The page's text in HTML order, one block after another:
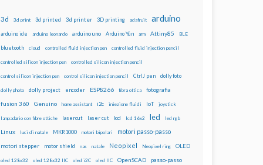
3d 3d print 3d printed 3d printer 3D printing adafruit arduino
arduino ide arduino leonardo arduino uno Arduino Yún arm Attiny85 BLE
bluetooth cloud controlled fluid injection pen controlled fluid injection pencil
controlled silicon injection pen controlled silicon injection pencil
control silicon injection pen control silicon injection pencil CtrlJ pen dolly foto
dolly photo dolly project encoder ESP8266 fibra ottica fotografia
fusion 360 Genuino home assistant i2c iniezione fluidi IoT joystick
lampadario con fibre ottiche lasercut laser cut lcd lcd 16x2 led led rgb
Linux luci di natale MKR1000 motori bipolari motori passo-passo
motori stepper motor shield nas natale Neopixel Neopixel ring OLED
oled 128x32 oled 128x32 IIC oled i2C oled IIC OpenSCAD passo-passo